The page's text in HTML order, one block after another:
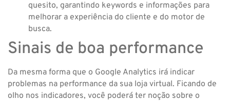
quesito, garantindo keywords e informações para
melhorar a experiência do cliente e do motor de
busca.
Sinais de boa performance
Da mesma forma que o Google Analytics irá indicar
problemas na performance da sua loja virtual. Ficando de
olho nos indicadores, você poderá ter noção sobre o